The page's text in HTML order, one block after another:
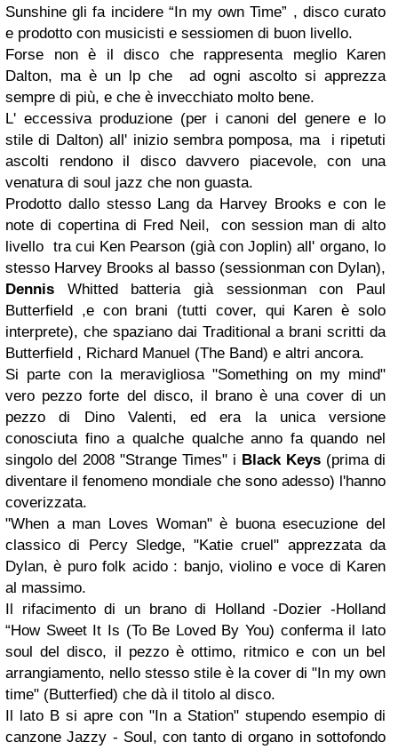
Sunshine gli fa incidere “In my own Time” , disco curato
e prodotto con musicisti e sessiomen di buon livello.
Forse non è il disco che rappresenta meglio Karen
Dalton, ma è un lp che ad ogni ascolto si apprezza
sempre di più, e che è invecchiato molto bene.
L' eccessiva produzione (per i canoni del genere e lo
stile di Dalton) all' inizio sembra pomposa, ma i ripetuti
ascolti rendono il disco davvero piacevole, con una
venatura di soul jazz che non guasta.
Prodotto dallo stesso Lang da Harvey Brooks e con le
note di copertina di Fred Neil, con session man di alto
livello tra cui Ken Pearson (già con Joplin) all' organo, lo
stesso Harvey Brooks al basso (sessionman con Dylan),
Dennis Whitted batteria già sessionman con Paul
Butterfield ,e con brani (tutti cover, qui Karen è solo
interprete), che spaziano dai Traditional a brani scritti da
Butterfield , Richard Manuel (The Band) e altri ancora.
Si parte con la meravigliosa "Something on my mind"
vero pezzo forte del disco, il brano è una cover di un
pezzo di Dino Valenti, ed era la unica versione
conosciuta fino a qualche qualche anno fa quando nel
singolo del 2008 "Strange Times" i Black Keys (prima di
diventare il fenomeno mondiale che sono adesso) l'hanno
coverizzata.
"When a man Loves Woman" è buona esecuzione del
classico di Percy Sledge, "Katie cruel" apprezzata da
Dylan, è puro folk acido : banjo, violino e voce di Karen
al massimo.
Il rifacimento di un brano di Holland -Dozier -Holland
“How Sweet It Is (To Be Loved By You) conferma il lato
soul del disco, il pezzo è ottimo, ritmico e con un bel
arrangiamento, nello stesso stile è la cover di "In my own
time" (Butterfied) che dà il titolo al disco.
Il lato B si apre con "In a Station" stupendo esempio di
canzone Jazzy - Soul, con tanto di organo in sottofondo